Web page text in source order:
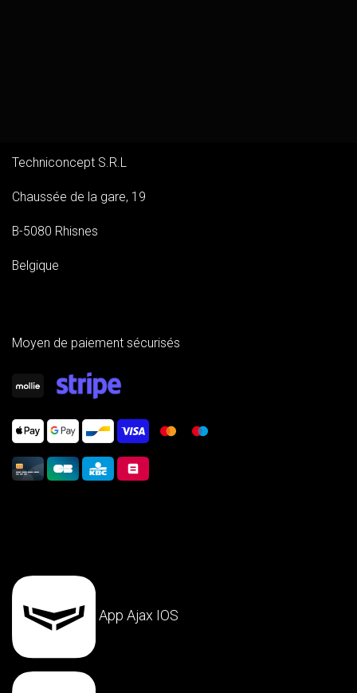
Techniconcept S.R.L
Chaussée de la gare, 19
B-5080 Rhisnes
Belgique
Moyen de paiement sécurisés
App Ajax IOS